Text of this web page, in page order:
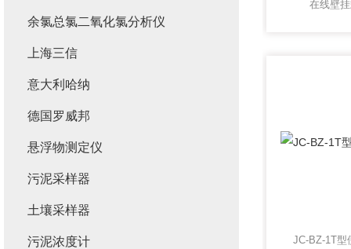
在线壁
JC-BZ-1T型
余氯总氯二氧化氯分析仪
上海三信
意大利哈纳
德国罗威邦
悬浮物测定仪
污泥采样器
土壤采样器
污泥浓度计